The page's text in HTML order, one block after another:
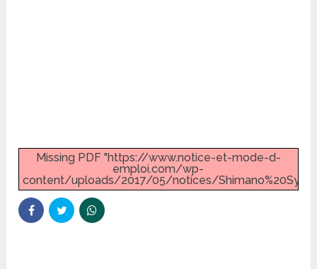
Missing PDF "https://www.notice-et-mode-d-
emploi.com/wp-
content/uploads/2017/05/notices/